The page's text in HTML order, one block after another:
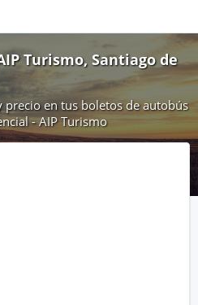
Turismo, Santiago de
en tus boletos de autobús
- AIP Turismo